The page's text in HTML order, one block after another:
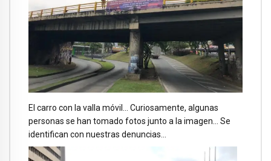
El carro con la valla móvil… Curiosamente, algunas
personas se han tomado fotos junto a la imagen… Se
identifican con nuestras denuncias…